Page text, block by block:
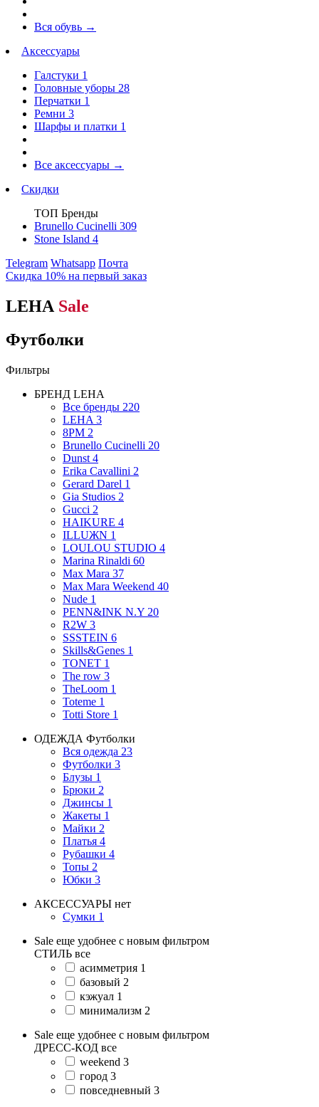
Вся обувь →
Аксессуары
Галстуки 1
Головные уборы 28
Перчатки 1
Ремни 3
Шарфы и платки 1
Все аксессуары →
Скидки
ТОП Бренды
Brunello Cucinelli 309
Stone Island 4
Telegram Whatsapp Почта
Скидка 10% на первый заказ
LEHA Sale
Футболки
Фильтры
БРЕНД LEHA
Все бренды 220
LEHA 3
8PM 2
Brunello Cucinelli 20
Dunst 4
Erika Cavallini 2
Gerard Darel 1
Gia Studios 2
Gucci 2
HAIKURE 4
ILLUЖN 1
LOULOU STUDIO 4
Marina Rinaldi 60
Max Mara 37
Max Mara Weekend 40
Nude 1
PENN&INK N.Y 20
R2W 3
SSSTEIN 6
Skills&Genes 1
TONET 1
The row 3
TheLoom 1
Toteme 1
Totti Store 1
ОДЕЖДА Футболки
Вся одежда 23
Футболки 3
Блузы 1
Брюки 2
Джинсы 1
Жакеты 1
Майки 2
Платья 4
Рубашки 4
Топы 2
Юбки 3
АКСЕССУАРЫ нет
Сумки 1
Sale еще удобнее с новым фильтром
СТИЛЬ все
асимметрия 1
базовый 2
кэжуал 1
минимализм 2
Sale еще удобнее с новым фильтром
ДРЕСС-КОД все
weekend 3
город 3
повседневный 3